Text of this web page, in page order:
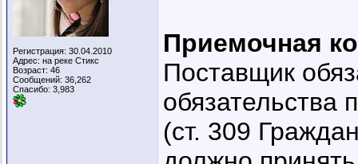
Регистрация: 30.04.2010
Адрес: на реке Стикс
Возраст: 46
Сообщений: 36,262
Спасибо: 3,983
Приемочная
Поставщик
обязательства
(ст. 309